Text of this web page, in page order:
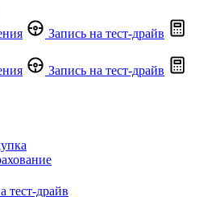
Запись на тест-драйв
Запись на тест-драйв
тест-драйв